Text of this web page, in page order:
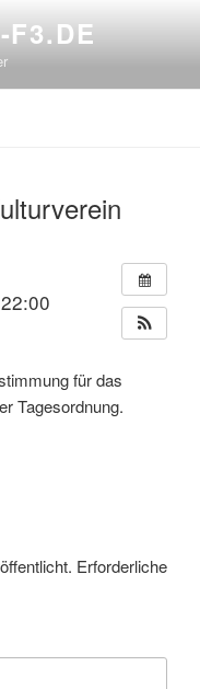
F3.DE
für das
Tagesordnung.
Erforderliche